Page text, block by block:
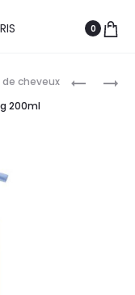
0
de cheveux
200ml